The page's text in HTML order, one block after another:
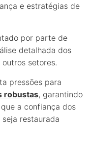
e estratégias de
por parte de
detalhada dos
outros setores.
pressões para
robustas, garantindo
a confiança dos
restaurada